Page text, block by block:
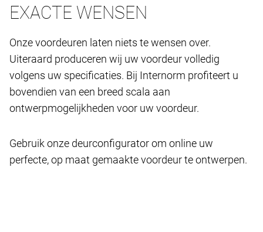
EXACTE WENSEN
Onze voordeuren laten niets te wensen over.
Uiteraard produceren wij uw voordeur volledig
volgens uw specificaties. Bij Internorm profiteert u
bovendien van een breed scala aan
ontwerpmogelijkheden voor uw voordeur.
Gebruik onze deurconfigurator om online uw
perfecte, op maat gemaakte voordeur te ontwerpen.